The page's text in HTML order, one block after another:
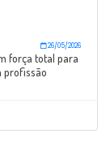
26/05/2026
força total para
profissão